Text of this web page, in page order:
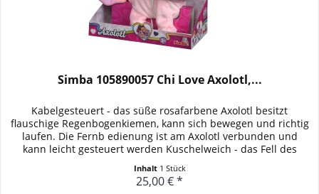
Simba 105890057 Chi Love Axolotl,...
Kabelgesteuert - das süße rosafarbene Axolotl besitzt
flauschige Regenbogenkiemen, kann sich bewegen und richtig
laufen. Die Fernb edienung ist am Axolotl verbunden und
kann leicht gesteuert werden Kuschelweich - das Fell des
Inhalt 1 Stück
25,00 € *